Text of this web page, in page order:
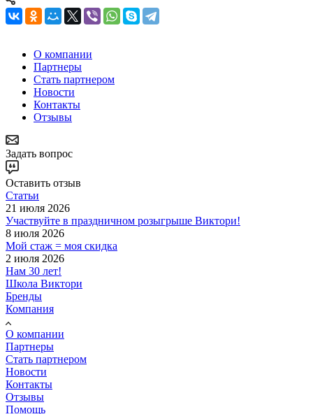
О компании
Партнеры
Стать партнером
Новости
Контакты
Отзывы
Задать вопрос
Оставить отзыв
Статьи
21 июля 2026
Участвуйте в праздничном розыгрыше Виктори!
8 июля 2026
Мой стаж = моя скидка
2 июля 2026
Нам 30 лет!
Школа Виктори
Бренды
Компания
О компании
Партнеры
Стать партнером
Новости
Контакты
Отзывы
Помощь